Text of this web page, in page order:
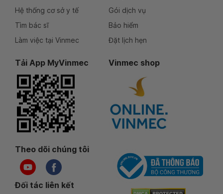
Hệ thống cơ sở y tế
Tìm bác sĩ
Làm việc tại Vinmec
Gói dịch vụ
Bảo hiểm
Đặt lịch hẹn
Tải App MyVinmec Vinmec shop
Theo dõi chúng tôi
Đối tác liên kết